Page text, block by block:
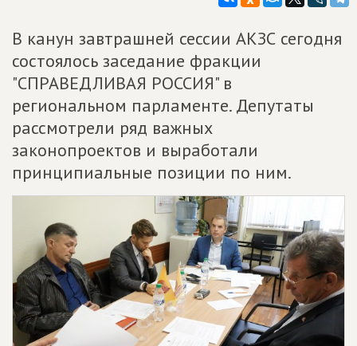
В канун завтрашней сессии АКЗС сегодня
состоялось заседание фракции
"СПРАВЕДЛИВАЯ РОССИЯ" в
региональном парламенте. Депутаты
рассмотрели ряд важных
законопроектов и выработали
принципиальные позиции по ним.